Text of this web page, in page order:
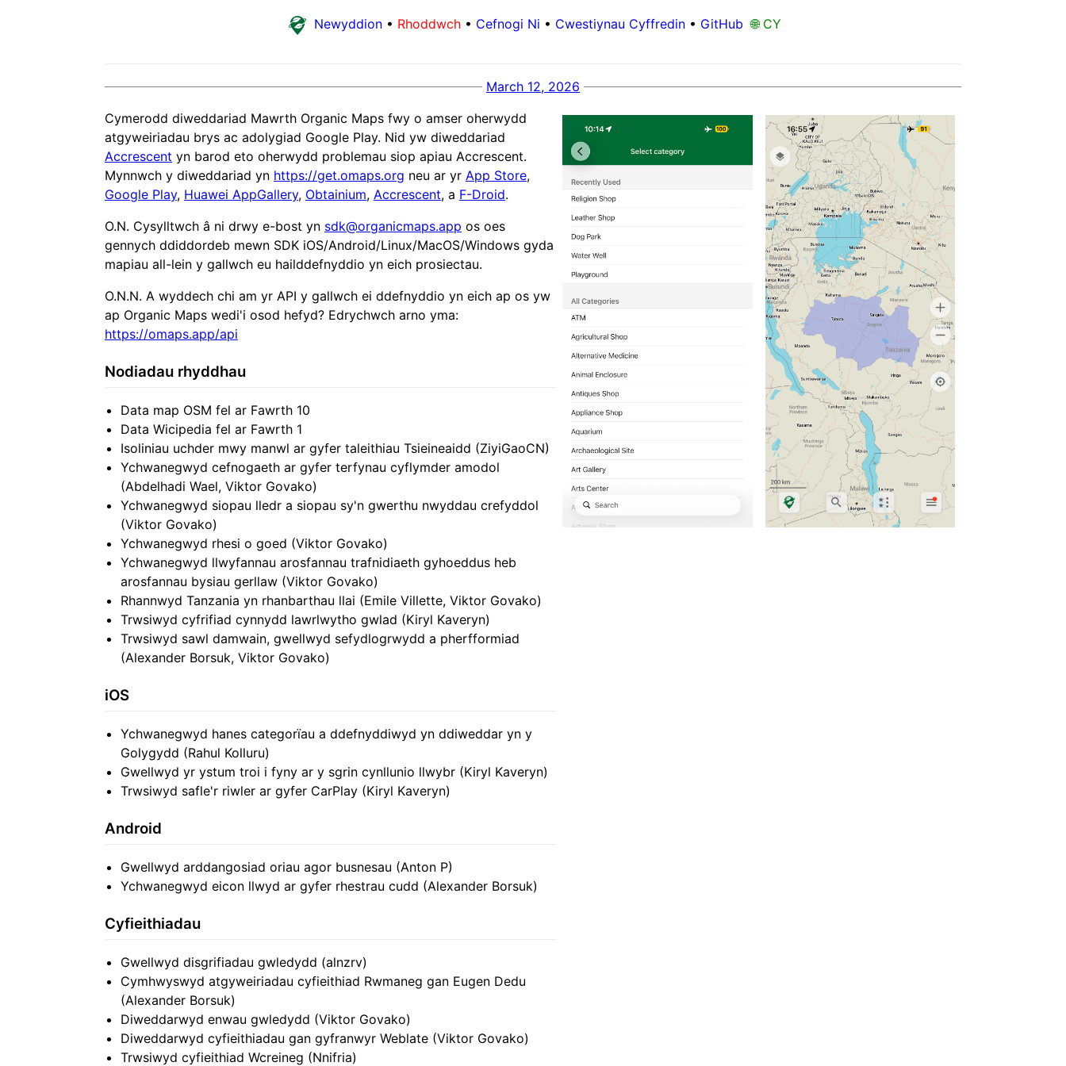
Newyddion • Rhoddwch • Cefnogi Ni • Cwestiynau Cyffredin • GitHub 🌐 CY
March 12, 2026
Cymerodd diweddariad Mawrth Organic Maps fwy o amser oherwydd
atgyweiriadau brys ac adolygiad Google Play. Nid yw diweddariad
Accrescent yn barod eto oherwydd problemau siop apiau Accrescent.
Mynnwch y diweddariad yn https://get.omaps.org neu ar yr App Store,
Google Play, Huawei AppGallery, Obtainium, Accrescent, a F-Droid.
O.N. Cysylltwch â ni drwy e-bost yn sdk@organicmaps.app os oes
gennych ddiddordeb mewn SDK iOS/Android/Linux/MacOS/Windows gyda
mapiau all-lein y gallwch eu hailddefnyddio yn eich prosiectau.
O.N.N. A wyddech chi am yr API y gallwch ei ddefnyddio yn eich ap os yw
ap Organic Maps wedi'i osod hefyd? Edrychwch arno yma:
https://omaps.app/api
Nodiadau rhyddhau
Data map OSM fel ar Fawrth 10
Data Wicipedia fel ar Fawrth 1
Isoliniau uchder mwy manwl ar gyfer taleithiau Tsieineaidd (ZiyiGaoCN)
Ychwanegwyd cefnogaeth ar gyfer terfynau cyflymder amodol
(Abdelhadi Wael, Viktor Govako)
Ychwanegwyd siopau lledr a siopau sy'n gwerthu nwyddau crefyddol
(Viktor Govako)
Ychwanegwyd rhesi o goed (Viktor Govako)
Ychwanegwyd llwyfannau arosfannau trafnidiaeth gyhoeddus heb
arosfannau bysiau gerllaw (Viktor Govako)
Rhannwyd Tanzania yn rhanbarthau llai (Emile Villette, Viktor Govako)
Trwsiwyd cyfrifiad cynnydd lawrlwytho gwlad (Kiryl Kaveryn)
Trwsiwyd sawl damwain, gwellwyd sefydlogrwydd a pherfformiad
(Alexander Borsuk, Viktor Govako)
iOS
Ychwanegwyd hanes categorïau a ddefnyddiwyd yn ddiweddar yn y
Golygydd (Rahul Kolluru)
Gwellwyd yr ystum troi i fyny ar y sgrin cynllunio llwybr (Kiryl Kaveryn)
Trwsiwyd safle'r riwler ar gyfer CarPlay (Kiryl Kaveryn)
Android
Gwellwyd arddangosiad oriau agor busnesau (Anton P)
Ychwanegwyd eicon llwyd ar gyfer rhestrau cudd (Alexander Borsuk)
Cyfieithiadau
Gwellwyd disgrifiadau gwledydd (alnzrv)
Cymhwyswyd atgyweiriadau cyfieithiad Rwmaneg gan Eugen Dedu
(Alexander Borsuk)
Diweddarwyd enwau gwledydd (Viktor Govako)
Diweddarwyd cyfieithiadau gan gyfranwyr Weblate (Viktor Govako)
Trwsiwyd cyfieithiad Wcreineg (Nnifria)